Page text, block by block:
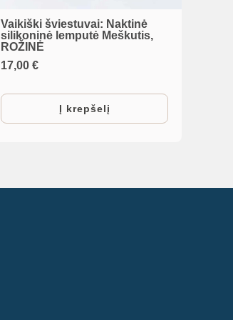
Vaikiški šviestuvai: Naktinė
silikoninė lemputė Meškutis,
ROŽINĖ
17,00€
Į krepšelį